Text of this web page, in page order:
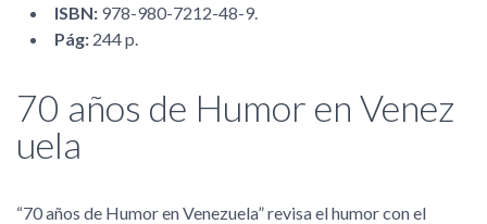
ISBN: 978-980-7212-48-9.
Pág: 244 p.
70 años de Humor en Venez
uela
70 años de Humor en Venezuela revisa el humor con el